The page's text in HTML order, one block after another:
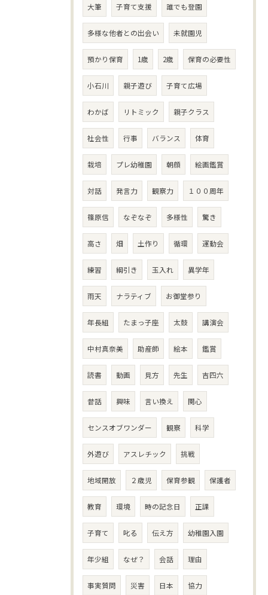
大筆 子育て支援 誰でも登園
多様な他者との出会い 未就園児
預かり保育 1歳 2歳 保育の必要性
小石川 親子遊び 子育て広場
わかば リトミック 親子クラス
社会性 行事 バランス 体育
栽培 プレ幼稚園 朝顔 絵画鑑賞
対話 発言力 観察力 １００周年
篠原信 なぞなぞ 多様性 驚き
高さ 畑 土作り 循環 運動会
練習 綱引き 玉入れ 異学年
雨天 ナラティブ お御堂参り
年長組 たまっ子座 太鼓 講演会
中村真奈美 助産師 絵本 鑑賞
読書 動画 見方 先生 吉四六
昔話 興味 言い換え 関心
センスオブワンダー 観察 科学
外遊び アスレチック 挑戦
地域開放 ２歳児 保育参観 保護者
教育 環境 時の記念日 正課
子育て 叱る 伝え方 幼稚園入園
年少組 なぜ？ 会話 理由
事実質問 災害 日本 協力